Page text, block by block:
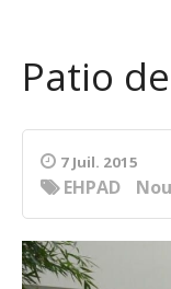
Patio
7 Juil. 2015
EHPAD